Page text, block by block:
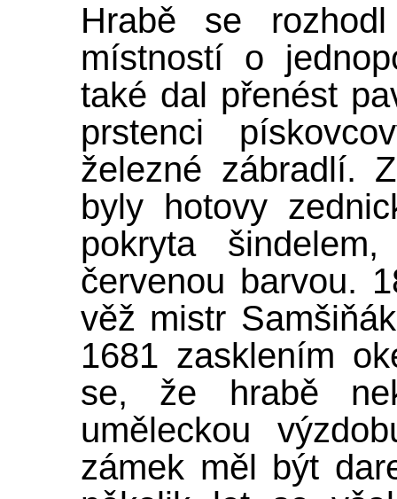
Hrabě se
místností o
také dal přenést
prstenci
železné zábradlí.
byly hotovy
pokryta
červenou barvou.
věž mistr
1681 zasklením
se, že hrabě
uměleckou
zámek měl být